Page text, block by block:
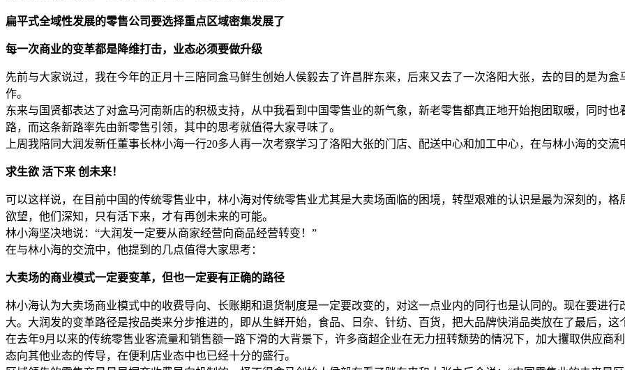
扁平式全域性发展的零售公司要选择重点区域密集发展了
每一次商业的变革都是降维打击，业态必须要做升级
先前与大家说过，我在今年的正月十三陪同盒马鲜生创始人侯毅去了许昌胖东来，后来又去了一次洛阳大张，去的目的是为
作。
东来与国贤都表达了对盒马河南新店的积极支持，从中我看到中国零售业的新气象，新老零售都真正地开始抱团取暖，同时
路，而这条新路率先由新零售引领，其中的思考就值得大家寻味了。
上周我陪同大润发新任董事长林小海一行20多人再一次考察学习了洛阳大张的门店、配送中心和加工中心，在与林小海的交
求生欲 活下来 创未来！
可以这样说，在目前中国的传统零售业中，林小海对传统零售业尤其是大卖场面临的困境，转型艰难的认识是最为深刻的，
欲望，他们深知，只有活下来，才有再创未来的可能。
林小海坚决地说：“大润发一定要从商家经营向商品经营转变！”
在与林小海的交流中，他提到的几点值得大家思考：
大卖场的商业模式一定要变革，但也一定要有正确的路径
林小海认为大卖场商业模式中的收费导向、长账期和退货制度是一定要改变的，对这一点业内的同行也是认同的。现在要进
大。大润发的变革路径是按品类来分步推进的，即从生鲜开始，食品、日杂、针纺、百货，把大品牌快消品类放在了最后，这
在去年9月以来的传统零售业客流量和销售额一路下滑的大背景下，许多商超企业在无力扭转颓势的情况下，加大攫取供应商
态向其他业态的传导，在便利店业态中也已经十分的盛行。